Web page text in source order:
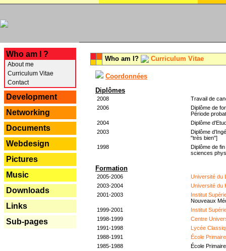
Who am I ?
About me
Curriculum Vitae
Contact
Development
Networking
Documents
Webdesign
Pictures
Music
Downloads
Links
Sub-pages
Who am I? Curriculum Vitae
Coordonnées
Diplômes
2008
Travail de
2006
Diplôme de
Période
2004
Diplôme
2003
Diplôme
"très bien"]
1998
Diplôme de
sciences
Formation
2005-2006
Université du
2003-2004
Université du
2001-2003
Institut
Nouveaux
1999-2001
Institut
1998-1999
Centre
1991-1998
Lycée
1988-1991
École
1985-1988
École